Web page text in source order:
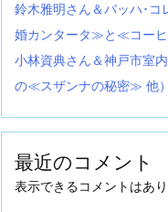
鈴木雅明さん＆バッハ･
婚カンタータ≫と≪コー
小林資典さん＆神戸市室
の≪スザンナの秘密≫ 他
最近のコメント
表示できるコメントはあり